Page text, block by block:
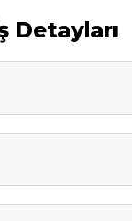
Detayları